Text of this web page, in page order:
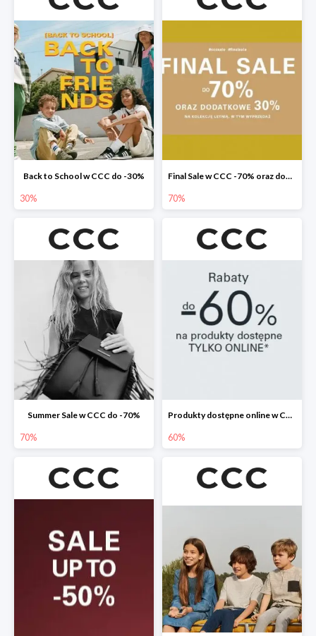
Back to School w CCC do -30%
30%
Final Sale w CCC -70% oraz dodatkowe -30%
70%
Summer Sale w CCC do -70%
70%
Produkty dostępne online w CCC do -60%
60%